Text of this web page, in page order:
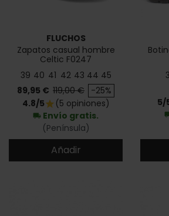
FLUCHOS
Zapatos casual hombre
Celtic F0247
39 40 41 42 43 44 45
Precio
89,95 € Precio base
119,00 € -25%
4.8/5star (5 opiniones)
local_shipping Envío gratis.
(Península)
Añadir
5/